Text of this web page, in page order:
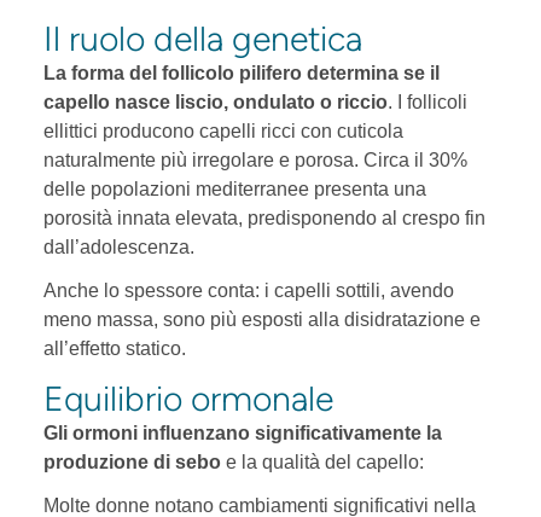
Il ruolo della genetica
La forma del follicolo pilifero determina se il
capello nasce liscio, ondulato o riccio. I follicoli
ellittici producono capelli ricci con cuticola
naturalmente più irregolare e porosa. Circa il 30%
delle popolazioni mediterranee presenta una
porosità innata elevata, predisponendo al crespo fin
dall’adolescenza.
Anche lo spessore conta: i capelli sottili, avendo
meno massa, sono più esposti alla disidratazione e
all’effetto statico.
Equilibrio ormonale
Gli ormoni influenzano significativamente la
produzione di sebo e la qualità del capello:
Molte donne notano cambiamenti significativi nella